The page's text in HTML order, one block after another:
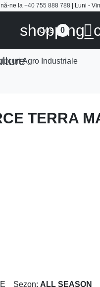
ne la +40 755 888 788 | Luni -
Cos 0 
Agro Industriale
TERRA
Sezon: ALL SEASON